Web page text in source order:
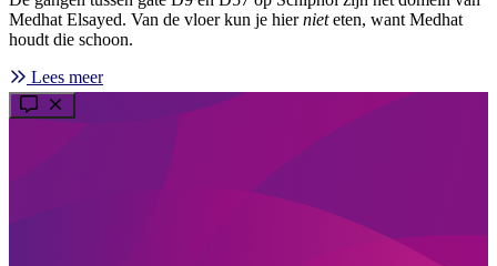
Medhat Elsayed. Van de vloer kun je hier nieteten, want Medhat
houdt die schoon.
Lees meer